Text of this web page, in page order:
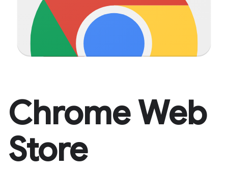
Chrome Web
Store